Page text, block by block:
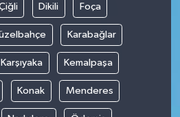
Dikili Foça
Karabağlar
Karşıyaka Kemalpaşa
Konak Menderes